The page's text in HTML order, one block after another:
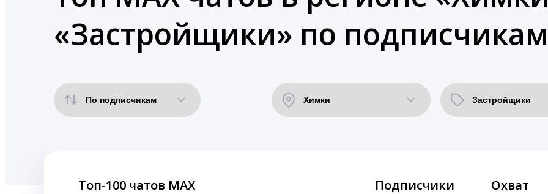
«Застройщики» по
Топ-100 чатов MAX Подписчики Охват